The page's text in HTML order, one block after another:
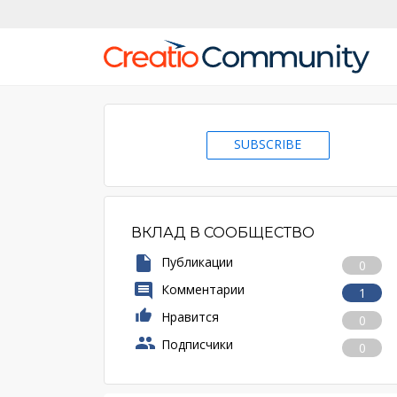
SUBSCRIBE
ВКЛАД В СООБЩЕСТВО
Публикации
0
Комментарии
1
Нравится
0
Подписчики
0